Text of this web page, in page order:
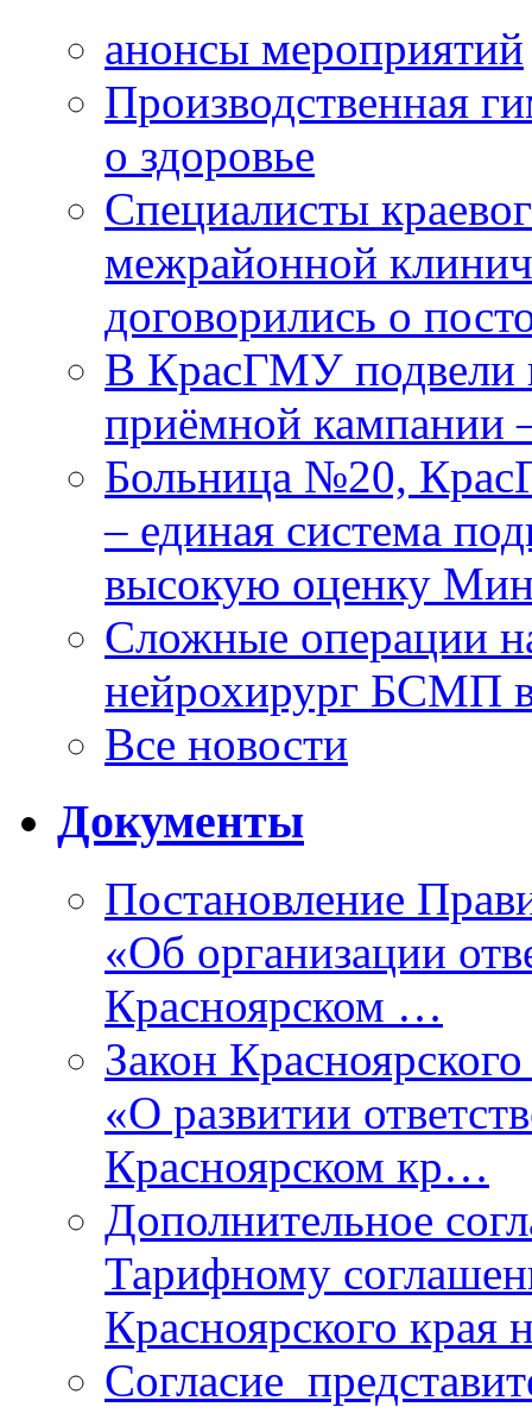
анонсы мероприятий
Производственная
о здоровье
Специалисты
межрайонной
договорились о
В КрасГМУ подвели
приёмной кампании
Больница №20,
– единая система
высокую оценку
Сложные операции
нейрохирург БСМП
Все новости
Документы
Постановление
«Об организации
Красноярском …
Закон
«О развитии
Красноярском кр…
Дополнительное
Тарифному
Красноярского края